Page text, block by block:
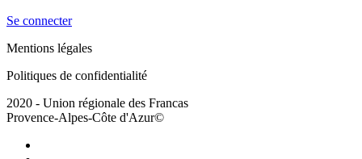
Se connecter
Mentions légales
Politiques de confidentialité
2020 - Union régionale des Francas
Provence-Alpes-Côte d'Azur©